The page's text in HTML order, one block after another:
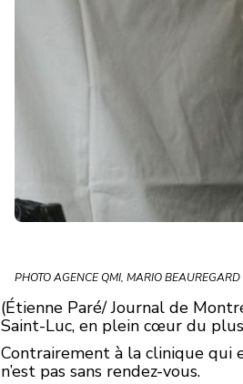
PHOTO AGENCE QMI, MARIO BEAUREGARD
(Étienne Paré/ Journal de
Saint-Luc, en plein cœur du
Contrairement à la clinique qui
n’est pas sans rendez-vous.